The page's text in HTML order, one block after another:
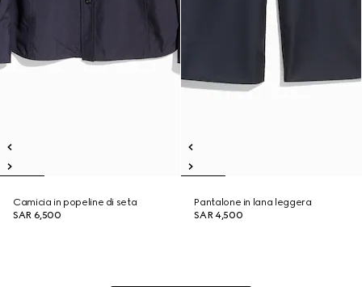
Camicia in popeline di seta
SAR 6,500
Pantalone in lana leggera
SAR 4,500